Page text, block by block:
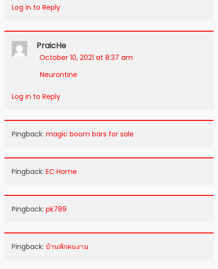
Log in to Reply
PraicHe
October 10, 2021 at 8:37 am
Neurontine
Log in to Reply
Pingback: magic boom bars for sale​
Pingback: EC Home
Pingback: pk789
Pingback: บ้านพักคนงาน